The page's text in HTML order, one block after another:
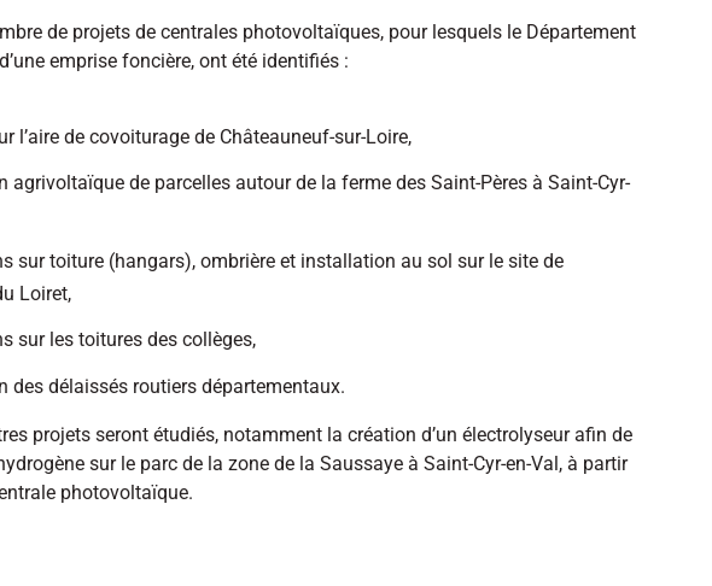
de projets de centrales photovoltaïques, pour lesquels le Département
emprise foncière, ont été identifiés :
l’aire de covoiturage de Châteauneuf-sur-Loire,
agrivoltaïque de parcelles autour de la ferme des Saint-Pères à Saint-Cyr-
sur toiture (hangars), ombrière et installation au sol sur le site de
Loiret,
sur les toitures des collèges,
des délaissés routiers départementaux.
projets seront étudiés, notamment la création d’un électrolyseur afin de
sur le parc de la zone de la Saussaye à Saint-Cyr-en-Val, à partir
photovoltaïque.